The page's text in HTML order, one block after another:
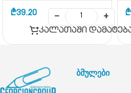
₾39.20 −
+
კალათაში
₾
ბმულები